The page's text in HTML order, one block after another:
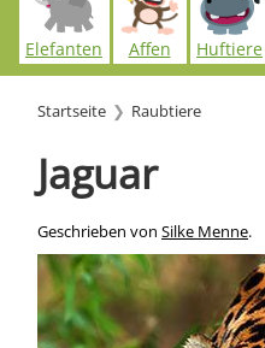
Elefanten Affen Huftiere
Startseite Raubtiere
Jaguar
Geschrieben von Silke Menne.